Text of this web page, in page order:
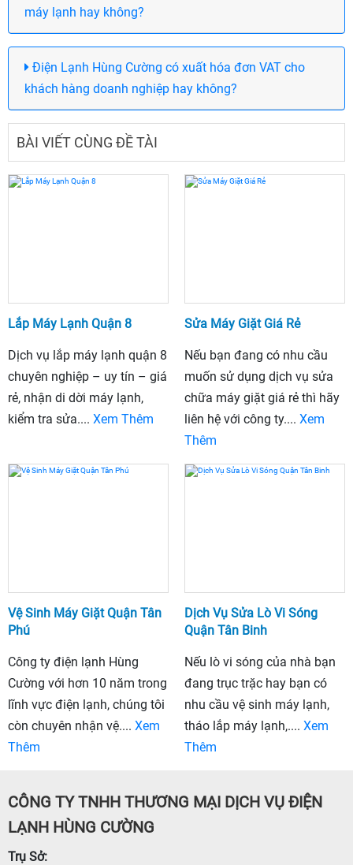
máy lạnh hay không?
Điện Lạnh Hùng Cường có xuất hóa đơn VAT cho
khách hàng doanh nghiệp hay không?
BÀI VIẾT CÙNG ĐỀ TÀI
Lắp Máy Lạnh Quận 8
Dịch vụ lắp máy lạnh quận 8
chuyên nghiệp – uy tín – giá
rẻ, nhận di dời máy lạnh,
kiểm tra sửa.... Xem Thêm
Sửa Máy Giặt Giá Rẻ
Nếu bạn đang có nhu cầu
muốn sử dụng dịch vụ sửa
chữa máy giặt giá rẻ thì hãy
liên hệ với công ty.... Xem
Thêm
Vệ Sinh Máy Giặt Quận Tân
Phú
Công ty điện lạnh Hùng
Cường với hơn 10 năm trong
lĩnh vực điện lạnh, chúng tôi
còn chuyên nhận vệ.... Xem
Thêm
Dịch Vụ Sửa Lò Vi Sóng
Quận Tân Binh
Nếu lò vi sóng của nhà bạn
đang trục trặc hay bạn có
nhu cầu vệ sinh máy lạnh,
tháo lắp máy lạnh,.... Xem
Thêm
CÔNG TY TNHH THƯƠNG MẠI DỊCH VỤ ĐIỆN
LẠNH HÙNG CƯỜNG
Trụ Sở: